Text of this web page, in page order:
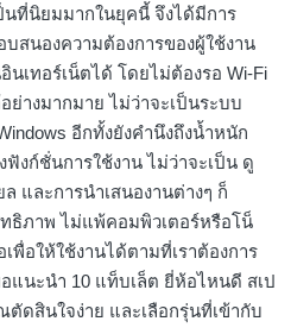
นที่นิยมมากในยุคนี้ จึงได้มีการ
สนองความต้องการของผู้ใช้งาน
นเทอร์เน็ตได้ โดยไม่ต้องรอ Wi-Fi
ย่างมากมาย ไม่ว่าจะเป็นระบบ
อีกทั้งยังคำนึงถึงน้ำหนัก
งก์ชั่นการใช้งาน ไม่ว่าจะเป็น ดู
และการนำเสนองานต่างๆ ก็
ธิภาพ ไม่แพ้คอมพิวเตอร์หรือโน็
พื่อให้ใช้งานได้ตามที่เราต้องการ
แนะนำ 10 แท็บเล็ต ยี่ห้อไหนดี สเป
ดสินใจง่าย และเลือกรุ่นที่เข้ากับ